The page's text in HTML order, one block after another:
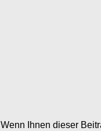
Wenn Ihnen dieser